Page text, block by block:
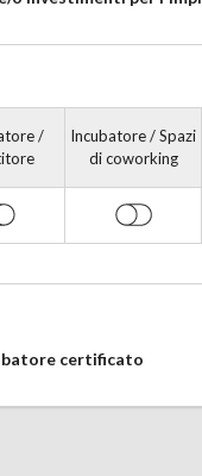
/
Incubatore / Spazi
di coworking
certificato